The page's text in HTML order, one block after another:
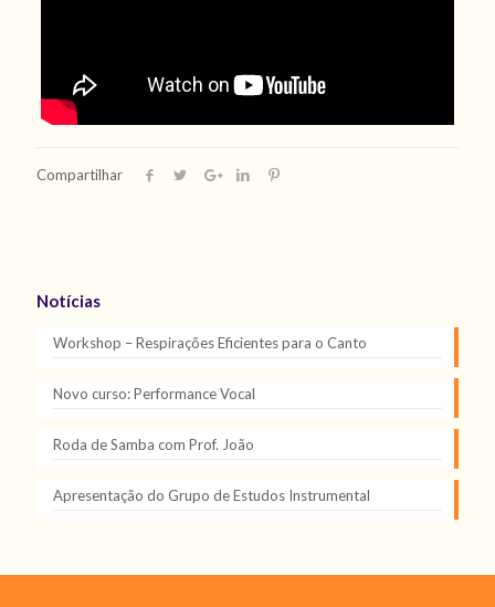
Compartilhar
Notícias
Workshop – Respirações Eficientes para o Canto
Novo curso: Performance Vocal
Roda de Samba com Prof. João
Apresentação do Grupo de Estudos Instrumental